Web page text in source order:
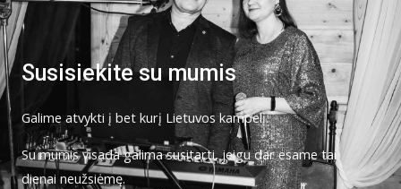
Susisiekite su mumis
Galime atvykti į bet kurį Lietuvos kampelį.
Su mumis visada galima susitarti, jeigu dar esame tai
dienai neužsiėmę.